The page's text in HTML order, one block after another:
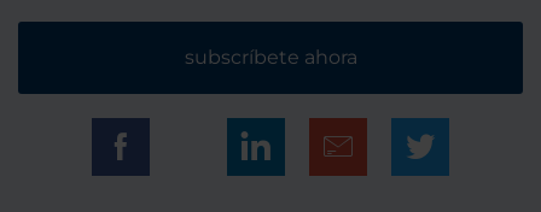
subscríbete ahora